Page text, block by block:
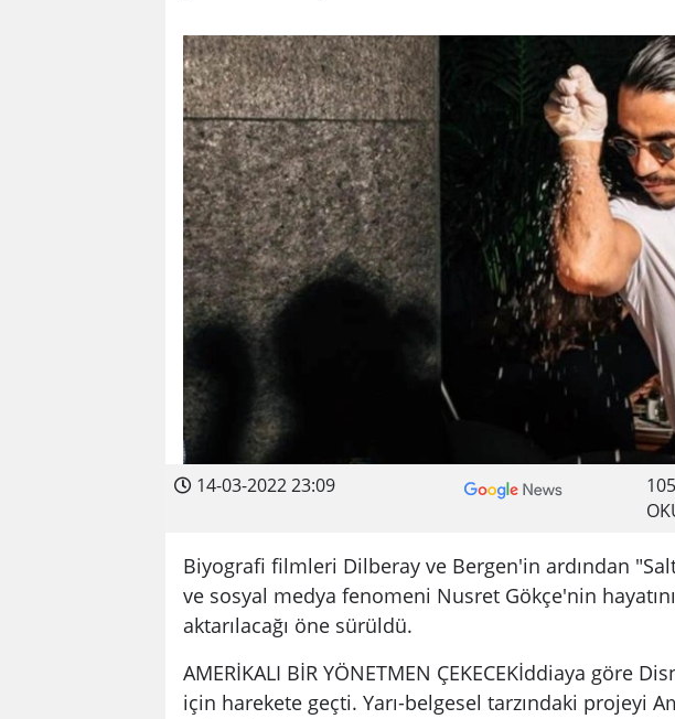
14-03-2022 23:09
Biyografi filmleri Dilberay ve Bergen'in ardından "Salt
ve sosyal medya fenomeni Nusret Gökçe'nin
aktarılacağı öne sürüldü.
AMERİKALI BİR YÖNETMEN ÇEKECEKİddiaya göre
için harekete geçti. Yarı-belgesel tarzındaki projeyi